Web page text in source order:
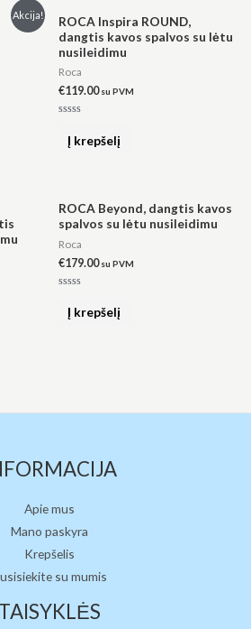
Akcija!
ROCA Inspira ROUND,
dangtis kavos spalvos su lėtu
nusileidimu
Roca
€119.00 su PVM
Į krepšelį
ROCA Beyond, dangtis kavos
spalvos su lėtu nusileidimu
Roca
€179.00 su PVM
Į krepšelį
Apie mus
Mano paskyra
Krepšelis
su mumis
TAISYKLĖS